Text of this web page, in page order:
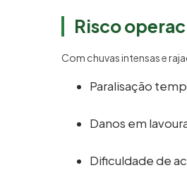
Risco
Com chuvas intensas e
Paralisação
Danos em
Dificuldade de